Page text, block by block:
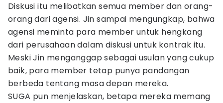
Diskusi itu melibatkan semua member dan orang-
orang dari agensi. Jin sampai mengungkap, bahwa
agensi meminta para member untuk hengkang
dari perusahaan dalam diskusi untuk kontrak itu.
Meski Jin menganggap sebagai usulan yang cukup
baik, para member tetap punya pandangan
berbeda tentang masa depan mereka.
SUGA pun menjelaskan, betapa mereka memang